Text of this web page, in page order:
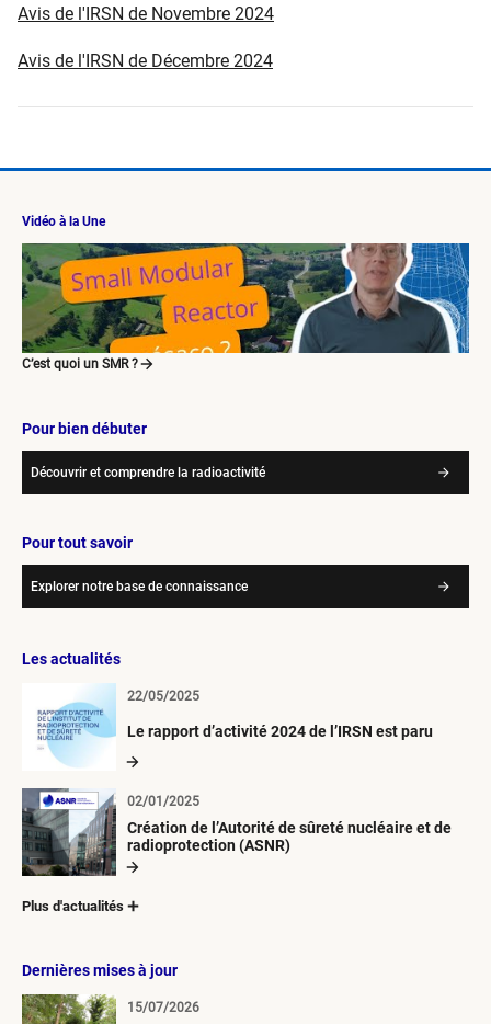
Avis de l'IRSN de Novembre 2024
Avis de l'IRSN de Décembre 2024
Vidéo à la Une
C’est quoi un SMR ?
Pour bien débuter
Découvrir et comprendre la radioactivité
Pour tout savoir
Explorer notre base de connaissance
Les actualités
Le rapport d’activité 2024 de l’IRSN est paru
22/05/2025
Création de l’Autorité de sûreté nucléaire et de
radioprotection (ASNR)
02/01/2025
Plus d'actualités
Dernières mises à jour
15/07/2026